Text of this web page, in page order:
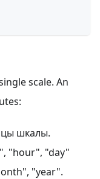
scale. An
шкалы.
"hour", "day"
"year".